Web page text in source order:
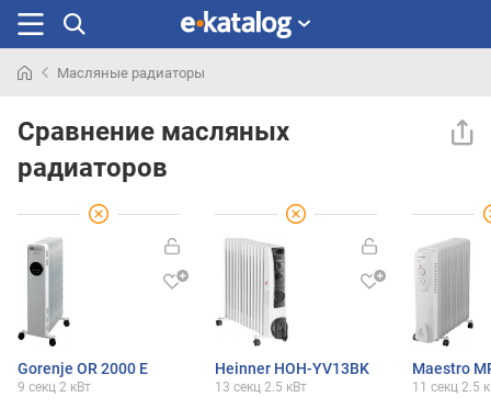
раньше
Масляные радиаторы
Сравнение масляных
радиаторов
Gorenje OR 2000 E
9 секц 2 кВт
Heinner HOH-YV13BK
13 секц 2.5 кВт
Maestro
11 секц 2.5